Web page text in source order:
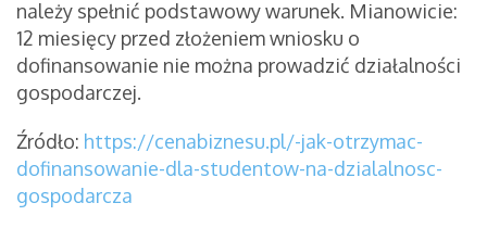
należy spełnić podstawowy warunek. Mianowicie:
12 miesięcy przed złożeniem wniosku o
dofinansowanie nie można prowadzić działalności
gospodarczej.
Źródło: https://cenabiznesu.pl/-jak-otrzymac-
dofinansowanie-dla-studentow-na-dzialalnosc-
gospodarcza